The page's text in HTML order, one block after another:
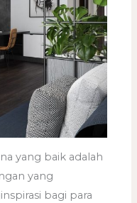
yang baik adalah
yang
bagi para